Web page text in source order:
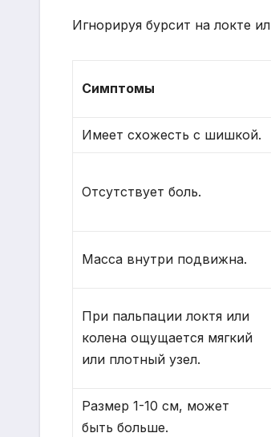
Игнорируя бурсит на локте
Симптомы
Имеет схожесть с шишкой.
Отсутствует боль.
Масса внутри подвижна.
При пальпации локтя или
колена ощущается мягкий
или плотный узел.
Размер 1-10 см, может
быть больше.